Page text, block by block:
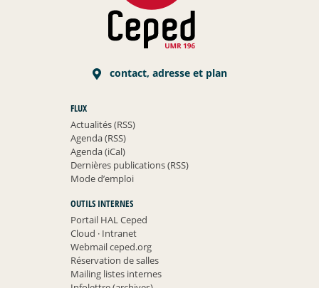
contact, adresse et plan
FLUX
Actualités (RSS)
Agenda (RSS)
Agenda (iCal)
Dernières publications (RSS)
Mode d’emploi
OUTILS INTERNES
Portail HAL Ceped
Cloud ·Intranet
Webmail ceped.org
Réservation de salles
Mailing listes internes